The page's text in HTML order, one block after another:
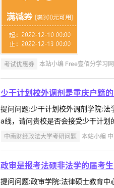
考试优惠券 本站小编 Free壹佰分学习
少干计划校外调剂是重庆户籍
提问问题:少干计划校外调剂学院:
a线，请问贵校是否会接受少干计
中南财经政法大学考研问题 本站小编
政审是报考法硕非法学的届考
提问问题:政审学院:法律硕士教育